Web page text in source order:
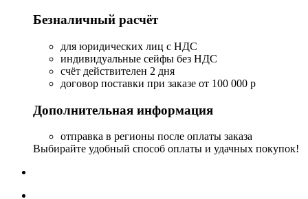
Безналичный расчёт
для юридических лиц с НДС
индивидуальные сейфы без НДС
счёт действителен 2 дня
договор поставки при заказе от 100 000 р
Дополнительная информация
отправка в регионы после оплаты заказа
Выбирайте удобный способ оплаты и удачных покупок!